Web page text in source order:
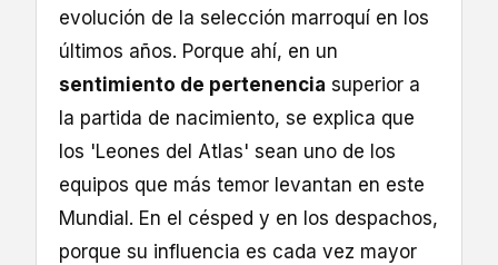
evolución de la selección marroquí en los
últimos años. Porque ahí, en un
sentimiento de pertenencia superior a
la partida de nacimiento, se explica que
los 'Leones del Atlas' sean uno de los
equipos que más temor levantan en este
Mundial. En el césped y en los despachos,
porque su influencia es cada vez mayor